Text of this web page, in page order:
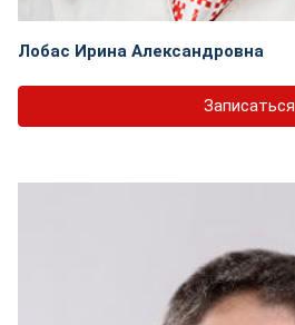
Лобас Ирина Александровна
Записаться